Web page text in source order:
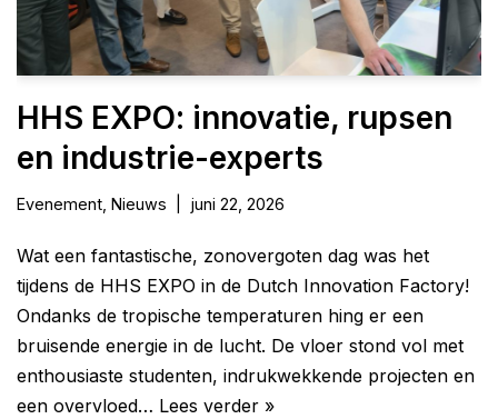
HHS EXPO: innovatie, rupsen
en industrie-experts
Evenement Nieuws juni 22, 2026
Wat een fantastische, zonovergoten dag was het
tijdens de HHS EXPO in de Dutch Innovation Factory!
Ondanks de tropische temperaturen hing er een
bruisende energie in de lucht. De vloer stond vol met
enthousiaste studenten, indrukwekkende projecten en
een overvloed… Lees verder »